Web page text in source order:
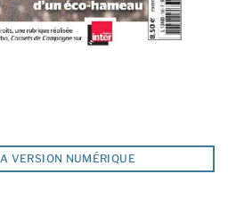
VERSION NUMÉRIQUE